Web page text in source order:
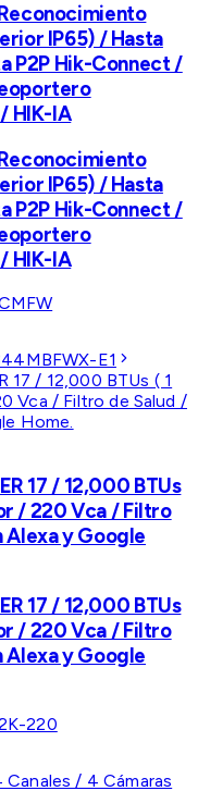
IP65) / Hasta
P2P Hik-Connect /
HIK-IA
IP65) / Hasta
P2P Hik-Connect /
HIK-IA
E1
17 / 12,000 BTUs
/ 220 Vca / Filtro
y Google
17 / 12,000 BTUs
/ 220 Vca / Filtro
y Google
220